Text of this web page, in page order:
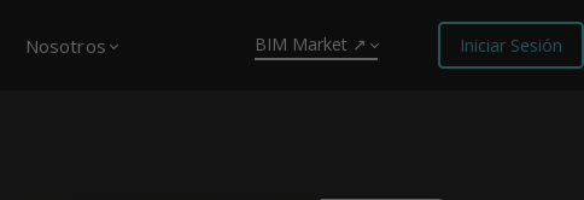
Nosotros BIM Market ↗ Iniciar Sesión